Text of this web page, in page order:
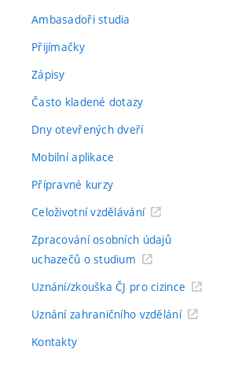
Ambasadoři studia
Přijímačky
Zápisy
Často kladené dotazy
Dny otevřených dveří
Mobilní aplikace
Přípravné kurzy
Celoživotní vzdělávání
Zpracování osobních údajů
uchazečů o studium
Uznání/zkouška ČJ pro cizince
Uznání zahraničního vzdělání
Kontakty